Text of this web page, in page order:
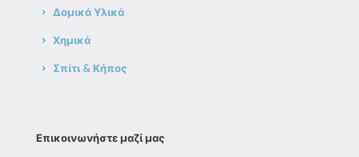
Δομικά Υλικά
Χημικά
Σπίτι & Κήπος
Επικοινωνήστε μαζί μας